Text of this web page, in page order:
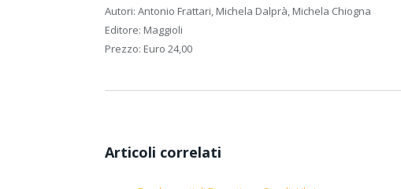
Autori: Antonio Frattari, Michela Dalprà, Michela Chiogna
Editore: Maggioli
Prezzo: Euro 24,00
Articoli correlati